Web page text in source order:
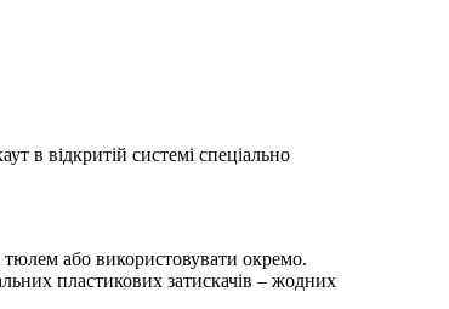
в відкритій системі спеціально
або використовувати окремо.
пластикових затискачів – жодних